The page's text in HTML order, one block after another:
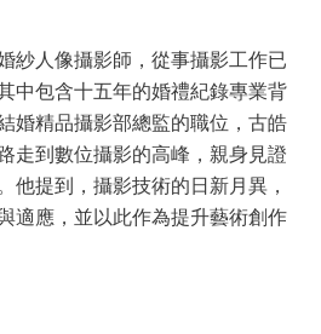
紗人像攝影師，從事攝影工作已
中包含十五年的婚禮紀錄專業背
婚精品攝影部總監的職位，古皓
走到數位攝影的高峰，親身見證
他提到，攝影技術的日新月異，
適應，並以此作為提升藝術創作